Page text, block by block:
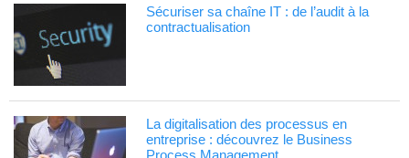
Sécuriser sa chaîne IT : de l’audit à la
contractualisation
La digitalisation des processus en
entreprise : découvrez le Business
Process Management